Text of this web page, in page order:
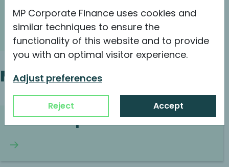
MP Corporate Finance uses cookies and
similar techniques to ensure the
functionality of this website and to provide
you with an optimal visitor experience.
Adjust preferences
Reject Accept
Karl Haider, CEO at Semperit
Müşteri
Finansal Sponsorlar